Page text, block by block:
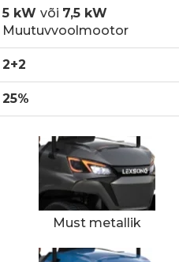
5 kW või 7,5 kW
Muutuvvoolmootor
2+2
25%
Must metallik